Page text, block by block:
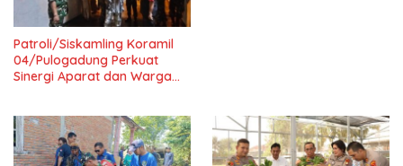
Patroli/Siskamling Koramil
04/Pulogadung Perkuat
Sinergi Aparat dan Warga